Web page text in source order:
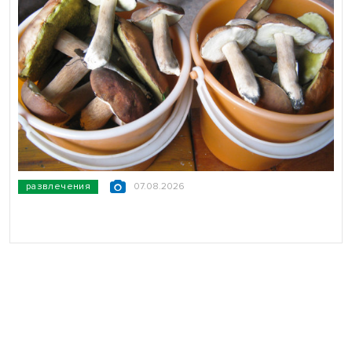
развлечения 07.08.2026